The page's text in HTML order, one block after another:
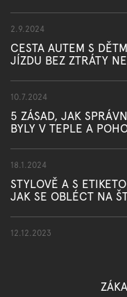
2.9.2024
CESTA AUTEM S
JÍZDU BEZ ZTRÁTY
10.7.2024
5 ZÁSAD, JAK
BYLY V TEPLE A
18.1.2024
STYLOVĚ A S
JAK SE OBLÉCT NA
12.12.2023